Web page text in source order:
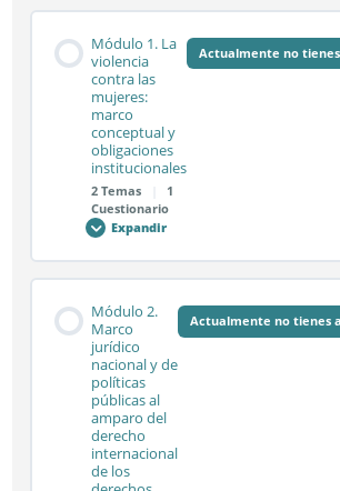
Módulo 1. La
violencia
contra las
mujeres:
marco
conceptual y
obligaciones
institucionales
2 Temas
1
Cuestionario
Actualmente no
Expandir
Módulo
La
violencia
las
mujeres:
marco
conceptual
y
obligaciones
institucionales
0% COMPLETADO 0/2 pasos
Sesión síncrona 1.1
Sesión síncrona 1.2
Módulo 2.
Marco
jurídico
nacional y de
políticas
públicas al
amparo del
derecho
internacional
de los
Actualmente no tienes